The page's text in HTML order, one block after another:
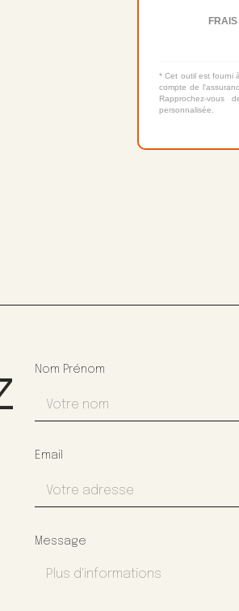
* Cet outil est fourni
compte de
Rapprochez-vous
personnalisée.
Nom Prénom
Email
Message